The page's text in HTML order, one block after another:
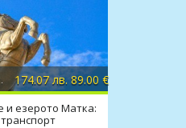
174.07 лв. 89.00 €
и езерото Матка: